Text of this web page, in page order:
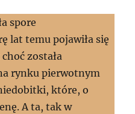
spore
lat temu pojawiła się
została
rynku pierwotnym
które, o
A ta, tak w